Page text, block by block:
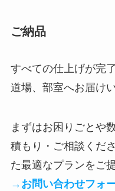
ご納品
すべての仕上げが完
道場、部室へお届け
まずはお困りごとや
積もり・ご相談くだ
た最適なプランをご
→お問い合わせフォ